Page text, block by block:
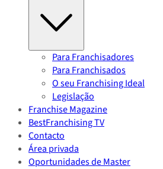
Para Franchisadores
Para Franchisados
O seu Franchising Ideal
Legislação
Franchise Magazine
BestFranchising TV
Contacto
Área privada
Oportunidades de Master